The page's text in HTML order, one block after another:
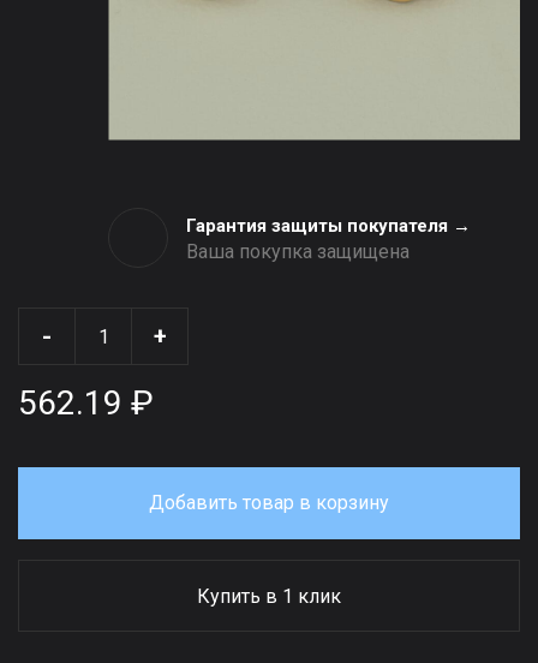
Гарантия защиты покупателя →
Ваша покупка защищена
- +
562.19 ₽
Добавить товар в корзину
Купить в 1 клик